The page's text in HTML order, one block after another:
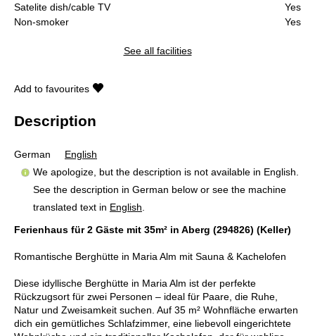
Satelite dish/cable TV
Yes
Non-smoker
Yes
See all facilities
Add to favourites
Description
German
English
We apologize, but the description is not available in English.
See the description in German below or see the machine
translated text in English
Ferienhaus für 2 Gäste mit 35m² in Aberg (294826) (Keller)
Romantische Berghütte in Maria Alm mit Sauna & Kachelofen
Diese idyllische Berghütte in Maria Alm ist der perfekte
Rückzugsort für zwei Personen – ideal für Paare, die Ruhe,
Natur und Zweisamkeit suchen. Auf 35 m² Wohnfläche erwarten
dich ein gemütliches Schlafzimmer, eine liebevoll eingerichtete